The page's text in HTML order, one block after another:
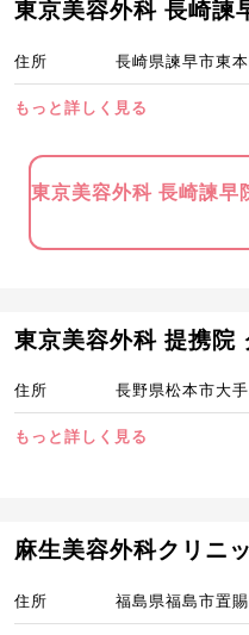
東京美容外科 長崎諫
住所 長崎県諫早市東
もっと詳しく見る
東京美容外科 長崎諫早
東京美容外科 提携院
住所 長野県松本市大
もっと詳しく見る
麻生美容外科クリニ
住所 福島県福島市置